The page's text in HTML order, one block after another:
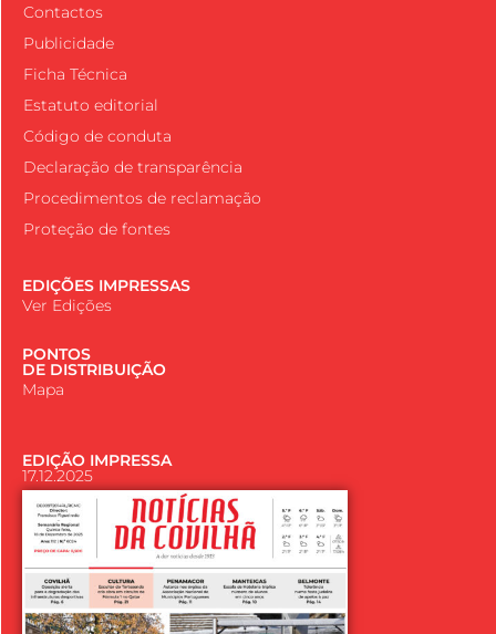
Contactos
Publicidade
Ficha Técnica
Estatuto editorial
Código de conduta
Declaração de transparência
Procedimentos de reclamação
Proteção de fontes
EDIÇÕES IMPRESSAS
Ver Edições
PONTOS
DE DISTRIBUIÇÃO
Mapa
EDIÇÃO IMPRESSA
17.12.2025